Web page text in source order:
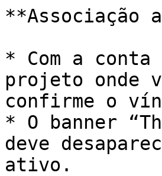
**Associação
* Com a
projeto onde
confirme o
* O banner
deve
ativo.